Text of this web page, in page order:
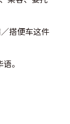
搭便车这件
。